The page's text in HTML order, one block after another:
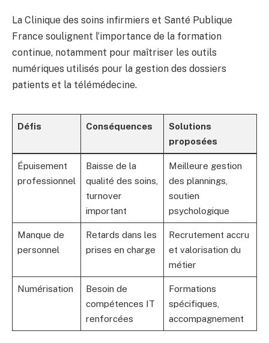
La Clinique des soins infirmiers et Santé Publique
France soulignent l’importance de la formation
continue, notamment pour maîtriser les outils
numériques utilisés pour la gestion des dossiers
patients et la télémédecine.
Défis Conséquences
Solutions
proposées
Épuisement
professionnel
Baisse de la
qualité des soins,
turnover
important
Meilleure gestion
des plannings,
soutien
psychologique
Manque de
personnel
Retards dans les
prises en charge
Recrutement accru
et valorisation du
métier
Numérisation
Besoin de
compétences IT
renforcées
Formations
spécifiques,
accompagnement